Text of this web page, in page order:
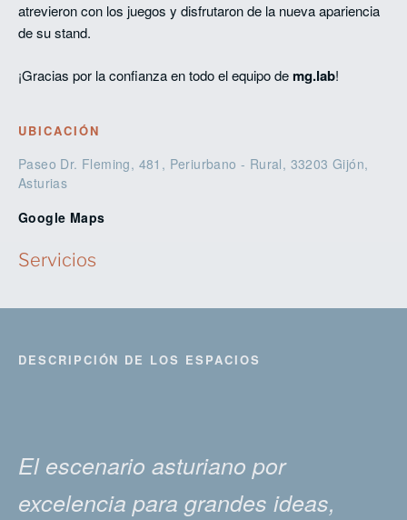
atrevieron con los juegos y disfrutaron de la nueva apariencia
de su stand.
¡Gracias por la confianza en todo el equipo demg.lab!
UBICACIÓN
Paseo Dr. Fleming, 481, Periurbano - Rural, 33203 Gijón,
Asturias
Google Maps
Servicios
DESCRIPCIÓN DE LOS ESPACIOS
El escenario asturiano por
excelencia para grandes ideas,